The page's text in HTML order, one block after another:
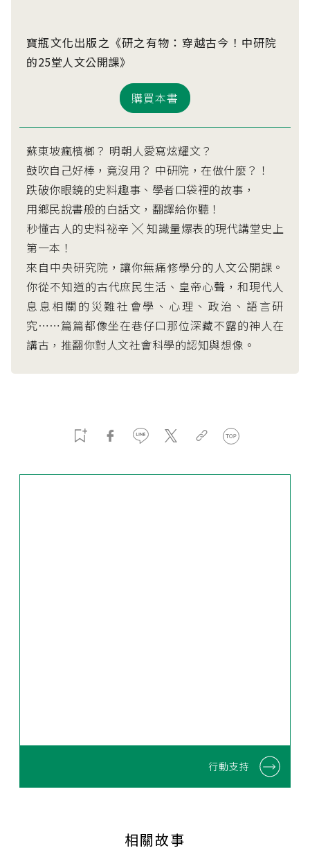
寶瓶文化出版之《研之有物：穿越古今！中研院
的25堂人文公開課》
購買本書
蘇東坡瘋檳榔？ 明朝人愛寫炫耀文？
鼓吹自己好棒，竟沒用？ 中研院，在做什麼？！
跌破你眼鏡的史料趣事、學者口袋裡的故事，
用鄉民說書般的白話文，翻譯給你聽！
秒懂古人的史料祕辛 ╳ 知識量爆表的現代講堂史上
第一本！
來自中央研究院，讓你無痛修學分的人文公開課。
你從不知道的古代庶民生活、皇帝心聲，和現代人
息息相關的災難社會學、心理、政治、語言研
究⋯⋯篇篇都像坐在巷仔口那位深藏不露的神人在
講古，推翻你對人文社會科學的認知與想像。
行動支持
相關故事